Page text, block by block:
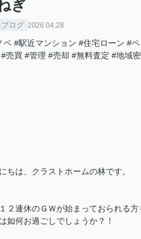
ぎ
ログ 2026.04.28
ベ #駅近マンション #住宅ローン #
#売買 #管理 #売却 #無料査定 #地域
ちは、クラストホームの林です。
２連休のＧＷが始まっておられる
如何お過ごしでしょうか？！